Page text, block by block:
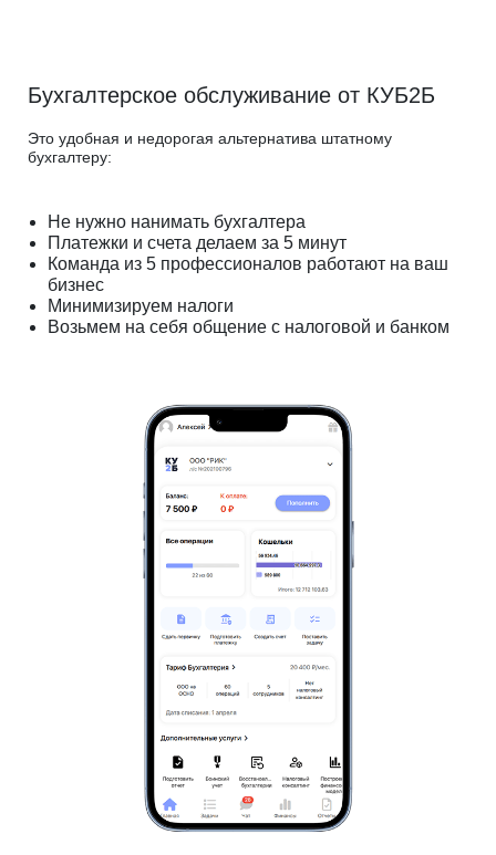
Бухгалтерское обслуживание от КУБ2Б
Это удобная и недорогая альтернатива штатному
бухгалтеру:
Не нужно нанимать бухгалтера
Платежки и счета делаем за 5 минут
Команда из 5 профессионалов работают на ваш
бизнес
Минимизируем налоги
Возьмем на себя общение с налоговой и банком